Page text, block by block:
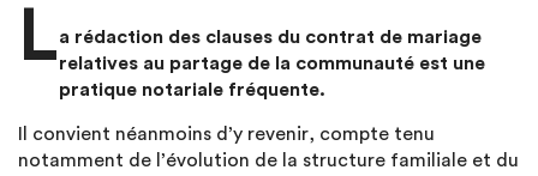
La rédaction des clauses du contrat de mariage
relatives au partage de la communauté est une
pratique notariale fréquente.
Il convient néanmoins d’y revenir, compte tenu
notamment de l’évolution de la structure familiale et du